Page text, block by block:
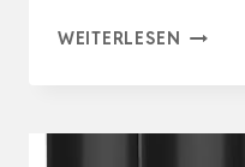
WEITERLESEN 3